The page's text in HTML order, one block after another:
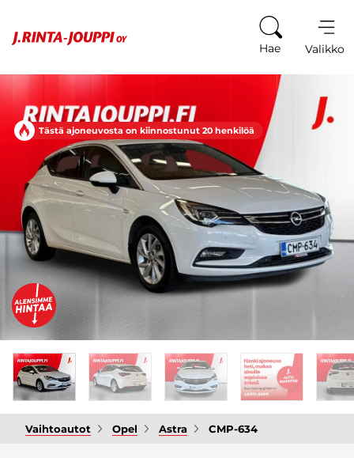
Hae Valikko
Tästä ajoneuvosta on kiinnostunut 20 henkilöä
Vaihtoautot Opel Astra CMP-634